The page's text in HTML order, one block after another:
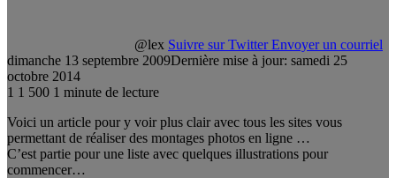
@lex Suivre sur Twitter Envoyer un courriel
dimanche 13 septembre 2009Dernière mise à jour: samedi 25
octobre 2014
1 1 500 1 minute de lecture
Voici un article pour y voir plus clair avec tous les sites vous
permettant de réaliser des montages photos en ligne …
C’est partie pour une liste avec quelques illustrations pour
commencer…